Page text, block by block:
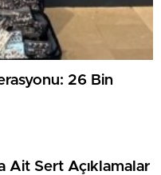
26 Bin
Ait Sert Açıklamalar